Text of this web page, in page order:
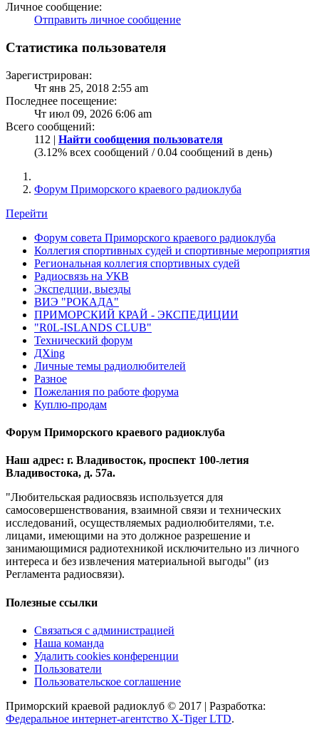
Личное сообщение:
Отправить личное сообщение
Статистика пользователя
Зарегистрирован:
Чт янв 25, 2018 2:55 am
Последнее посещение:
Чт июл 09, 2026 6:06 am
Всего сообщений:
112 | Найти сообщения пользователя
(3.12% всех сообщений / 0.04 сообщений в день)
Форум Приморского краевого радиоклуба
Перейти
Форум совета Приморского краевого радиоклуба
Коллегия спортивных судей и спортивные мероприятия
Региональная коллегия спортивных судей
Радиосвязь на УКВ
Экспедции, выезды
ВИЭ "РОКАДА"
ПРИМОРСКИЙ КРАЙ - ЭКСПЕДИЦИИ
"R0L-ISLANDS CLUB"
Технический форум
ДХing
Личные темы радиолюбителей
Разное
Пожелания по работе форума
Куплю-продам
Форум Приморского краевого радиоклуба
Наш адрес: г. Владивосток, проспект 100-летия
Владивостока, д. 57а.
"Любительская радиосвязь используется для
самосовершенствования, взаимной связи и технических
исследований, осуществляемых радиолюбителями, т.е.
лицами, имеющими на это должное разрешение и
занимающимися радиотехникой исключительно из личного
интереса и без извлечения материальной выгоды" (из
Регламента радиосвязи).
Полезные ссылки
Связаться с администрацией
Наша команда
Удалить cookies конференции
Пользователи
Пользовательское соглашение
Приморский краевой радиоклуб © 2017 | Разработка:
Федеральное интернет-агентство X-Tiger LTD.